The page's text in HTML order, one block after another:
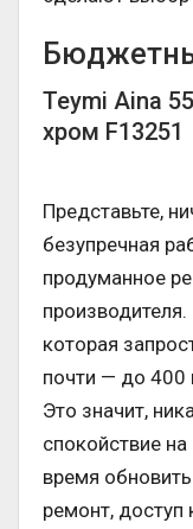
Teymi Aina
хром F13251
Представьте,
безупречная
продуманное
которая
почти — до 400
Это значит,
спокойствие
время
ремонт, доступ